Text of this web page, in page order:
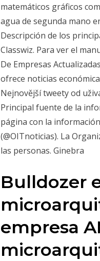
matemáticos gráficos
agua de segunda mano
Descripción de los
Classwiz. Para ver el
De Empresas
ofrece noticias
Nejnovější tweety od
Principal fuente de la
página con la
(@OITnoticias). La
las personas. Ginebra
Bulldozer
empresa